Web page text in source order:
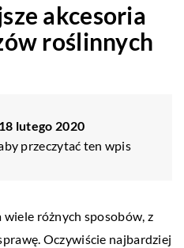
akcesoria
roślinnych
18 lutego 2020
przeczytać ten wpis
różnych sposobów, z
Oczywiście najbardziej